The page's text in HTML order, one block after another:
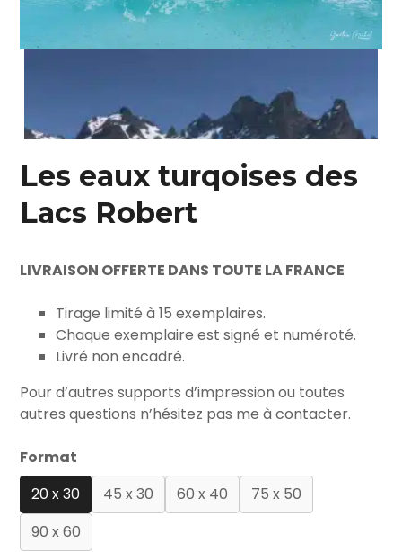
Les eaux turqoises des
Lacs Robert
LIVRAISON OFFERTE DANS TOUTE LA FRANCE
Tirage limité à 15 exemplaires.
Chaque exemplaire est signé et numéroté.
Livré non encadré.
Pour d’autres supports d’impression ou toutes
autres questions n’hésitez pas me à contacter.
Format
20 x 30
45 x 30 60 x 40
75 x 50
90 x 60